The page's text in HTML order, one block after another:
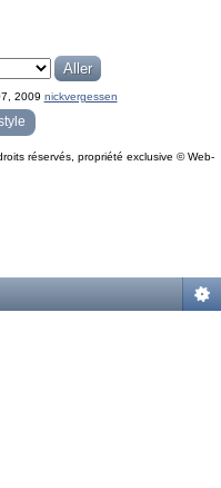
2009 nickvergessen
darky
réservés, propriété exclusive © Web-